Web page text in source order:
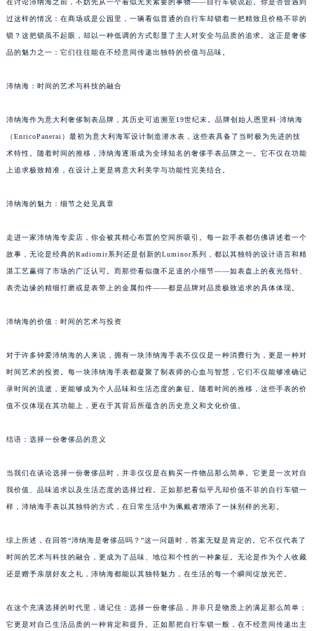
苏州市苏州工业园区星港街199号苏州中心办公楼C座22层08室（需提前预约）
武汉市江汉区解放大道686号世界贸易大厦38层09室（需提前预约）
南宁市青秀区金湖路59号地王大厦12楼1224室（需提前预约）
青岛市南区山东路6号华润大厦B座22层04室（需提前预约）
烟台市芝罘区胜利路139号万达金融中心A座907室（需提前预约）
长春市朝阳区西安大路727号中银大厦A座(旺进大厦)18层09室（需提前预约）
西安市碑林区南关正街88号华侨城长安国际中心E座6楼10室（需提前预约）
海口市龙华区金贸东路5号海口华润大厦B座17层1707室（需提前预约）
唐山市路南区新华东道100号万达广场写字楼A座10层1002室（需提前预约）
台州市椒江区东海大道1800号腾达中心东1幢20楼2002室（需提前预约）
重庆市解放碑渝中区民权路28号英利国际金融中心写字楼20层01室（需提前预约）
黑龙江省大庆市萨尔图区会战大街沛纳海售后服务中心（需提前预约）
黑龙江省鹤岗市向阳区红军路沛纳海售后服务中心（需提前预约）
黑龙江省七台河市桃山区大同街沛纳海售后服务中心（需提前预约）
黑龙江省齐齐哈尔市龙沙区龙华路沛纳海售后服务中心（需提前预约）
吉林省白山市浑江区浑江大街沛纳海售后服务中心（需提前预约）
吉林省吉林市船营区河南街沛纳海售后服务中心（需提前预约）
过这样的情况：在商场或是公园里，一辆看似普通的自行车却锁着一把精致且价格不菲的
锁？这把锁虽不起眼，却以一种低调的方式彰显了主人对安全与品质的追求。这正是奢侈
品的魅力之一：它们往往能在不经意间传递出独特的价值与品味。
沛纳海：时间的艺术与科技的融合
沛纳海作为意大利奢侈制表品牌，其历史可追溯至19世纪末。品牌创始人恩里科·沛纳海
（EnricoPanerai）最初为意大利海军设计制造潜水表，这些表具备了当时极为先进的技
术特性。随着时间的推移，沛纳海逐渐成为全球知名的奢侈手表品牌之一。它不仅在功能
上追求极致精准，在设计上更是将意大利美学与功能性完美结合。
沛纳海的魅力：细节之处见真章
走进一家沛纳海专卖店，你会被其精心布置的空间所吸引。每一款手表都仿佛讲述着一个
故事，无论是经典的Radiomir系列还是创新的Luminor系列，都以其独特的设计语言和精
湛工艺赢得了市场的广泛认可。而那些看似微不足道的小细节——如表盘上的夜光指针、
表壳边缘的精细打磨或是表带上的金属扣件——都是品牌对品质极致追求的具体体现。
沛纳海的价值：时间的艺术与投资
对于许多钟爱沛纳海的人来说，拥有一块沛纳海手表不仅仅是一种消费行为，更是一种对
时间艺术的投资。每一块沛纳海手表都凝聚了制表师的心血与智慧，它们不仅能够准确记
录时间的流逝，更能够成为个人品味和生活态度的象征。随着时间的推移，这些手表的价
值不仅体现在其功能上，更在于其背后所蕴含的历史意义和文化价值。
结语：选择一份奢侈品的意义
当我们在谈论选择一份奢侈品时，并非仅仅是在购买一件物品那么简单。它更是一次对自
我价值、品味追求以及生活态度的选择过程。正如那把看似平凡却价值不菲的自行车锁一
样，沛纳海手表以其独特的方式，在日常生活中为佩戴者增添了一抹别样的光彩。
综上所述，在回答“沛纳海是奢侈品吗？”这一问题时，答案无疑是肯定的。它不仅代表了
时间的艺术与科技的融合，更成为了品味、地位和个性的一种象征。无论是作为个人收藏
还是赠予亲朋好友之礼，沛纳海都能以其独特魅力，在生活的每一个瞬间绽放光芒。
在这个充满选择的时代里，请记住：选择一份奢侈品，并非只是物质上的满足那么简单；
它更是对自己生活品质的一种肯定和提升。正如那把自行车锁一般，在不经意间传递出主